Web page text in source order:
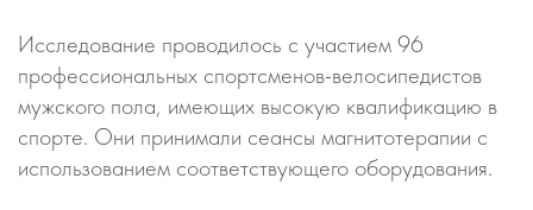
Исследование проводилось с участием 96
профессиональных спортсменов-велосипедистов
мужского пола, имеющих высокую квалификацию в
спорте. Они принимали сеансы магнитотерапии с
использованием соответствующего оборудования.